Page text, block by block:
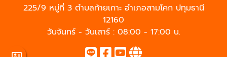
225/9 หมู่ที่ 3 ตำบลท้ายเกาะ อำเภอสามโคก ปทุมธานี
12160
วันจันทร์ - วันเสาร์ : 08:00 - 17:00 น.